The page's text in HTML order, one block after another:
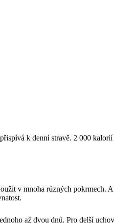
k denní stravě. 2 000
v mnoha různých
až dvou dnů. Pro delší